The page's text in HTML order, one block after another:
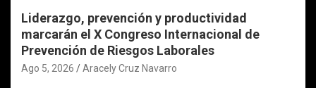
Liderazgo, prevención y productividad
marcarán el X Congreso Internacional de
Prevención de Riesgos Laborales
Ago 5, 2026 Aracely Cruz Navarro